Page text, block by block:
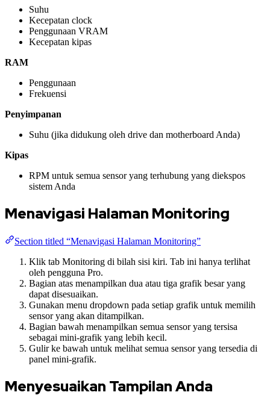
Suhu
Kecepatan clock
Penggunaan VRAM
Kecepatan kipas
RAM
Penggunaan
Frekuensi
Penyimpanan
Suhu (jika didukung oleh drive dan motherboard Anda)
Kipas
RPM untuk semua sensor yang terhubung yang diekspos
sistem Anda
Menavigasi Halaman Monitoring
Section titled “Menavigasi Halaman Monitoring”
Klik tab Monitoring di bilah sisi kiri. Tab ini hanya terlihat
oleh pengguna Pro.
Bagian atas menampilkan dua atau tiga grafik besar yang
dapat disesuaikan.
Gunakan menu dropdown pada setiap grafik untuk memilih
sensor yang akan ditampilkan.
Bagian bawah menampilkan semua sensor yang tersisa
sebagai mini-grafik yang lebih kecil.
Gulir ke bawah untuk melihat semua sensor yang tersedia di
panel mini-grafik.
Menyesuaikan Tampilan Anda